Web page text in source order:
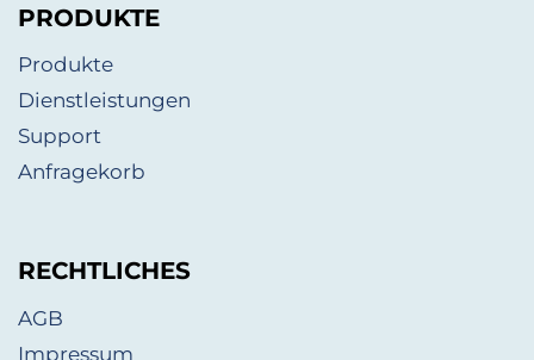
PRODUKTE
Produkte
Dienstleistungen
Support
Anfragekorb
RECHTLICHES
AGB
Impressum